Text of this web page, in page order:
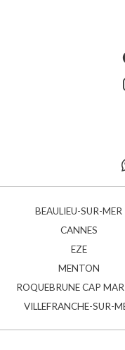
BEAULIEU-SUR-MER
CANNES
EZE
MENTON
ROQUEBRUNE CAP
VILLEFRANCHE-SUR-